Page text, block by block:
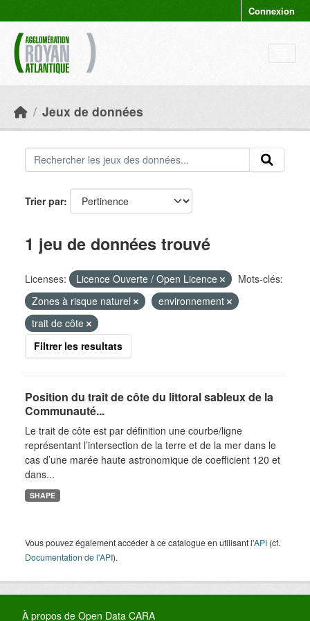
Connexion
Jeux de données
Trier par
1 jeu de données trouvé
Licenses: Licence Ouverte / Open Licence
Mots-clés:
Zones à risque naturel
environnement
trait de côte
Filtrer les resultats
Position du trait de côte du littoral sableux de la
Communauté...
Le trait de côte est par définition une courbe/ligne
représentant l’intersection de la terre et de la mer dans le
cas d’une marée haute astronomique de coefficient 120 et
dans...
SHAPE
Vous pouvez également accéder à ce catalogue en utilisant l'API (cf.
Documentation de l'API).
À propos de Open Data CARA